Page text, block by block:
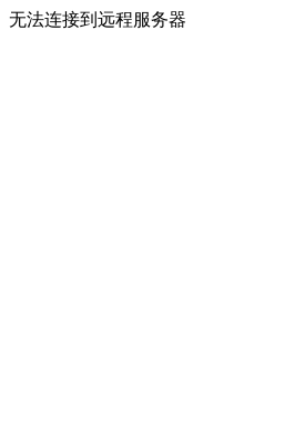
无法连接到远程服务器